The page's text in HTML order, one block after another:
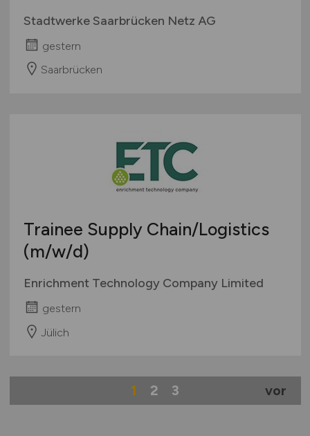
Stadtwerke Saarbrücken Netz AG
gestern
Saarbrücken
Trainee Supply Chain/Logistics
(m/w/d)
Enrichment Technology Company Limited
gestern
Jülich
1 2 3 vor